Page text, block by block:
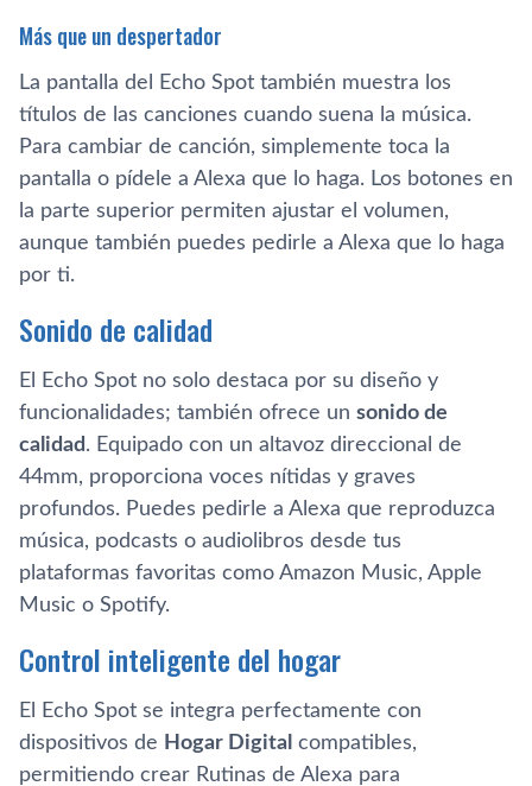
Más que un despertador
La pantalla del Echo Spot también muestra los
títulos de las canciones cuando suena la música.
Para cambiar de canción, simplemente toca la
pantalla o pídele a Alexa que lo haga. Los botones en
la parte superior permiten ajustar el volumen,
aunque también puedes pedirle a Alexa que lo haga
por ti.
Sonido de calidad
El Echo Spot no solo destaca por su diseño y
funcionalidades; también ofrece un sonido de
calidad. Equipado con un altavoz direccional de
44mm, proporciona voces nítidas y graves
profundos. Puedes pedirle a Alexa que reproduzca
música, podcasts o audiolibros desde tus
plataformas favoritas como Amazon Music, Apple
Music o Spotify.
Control inteligente del hogar
El Echo Spot se integra perfectamente con
dispositivos de Hogar Digital compatibles,
permitiendo crear Rutinas de Alexa para